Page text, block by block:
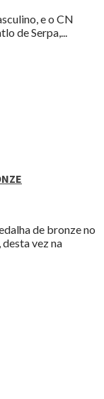
e o CN
de Serpa,...
de bronze no
vez na